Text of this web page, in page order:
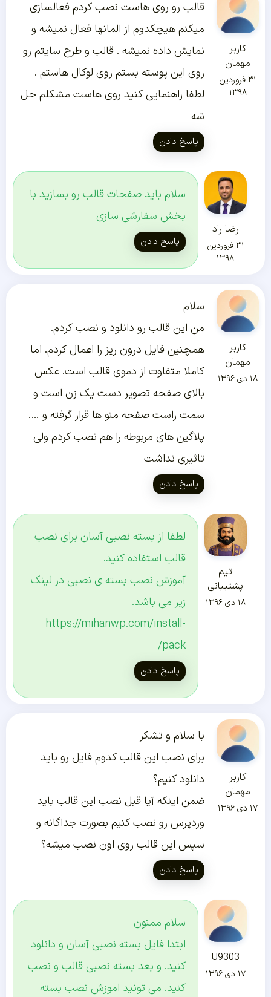
کاربر
مهمان
۳۱ فروردین
۱۳۹۸
قالب رو روی هاست نصب کردم فعالسازی
میکنم هیچکدوم از المانها فعال نمیشه و
نمایش داده نمیشه . قالب و طرح سایتم رو
روی این پوسته بستم روی لوکال هاستم .
لطفا راهنمایی کنید روی هاست مشکلم حل
شه
پاسخ دادن
رضا راد
۳۱ فروردین
۱۳۹۸
سلام باید صفحات قالب رو بسازید با
بخش سفارشی سازی
پاسخ دادن
کاربر
مهمان
۱۸ دی ۱۳۹۶
سلام
من این قالب رو دانلود و نصب کردم.
همچنین فایل درون ریز را اعمال کردم. اما
کاملا متفاوت از دموی قالب است. عکس
بالای صفحه تصویر دست یک زن است و
سمت راست صفحه منو ها قرار گرفته و ….
پلاگین های مربوطه را هم نصب کردم ولی
تاثیری نداشت
پاسخ دادن
تیم
پشتیبانی
۱۸ دی ۱۳۹۶
لطفا از بسته نصبی آسان برای نصب
قالب استفاده کنید.
آموزش نصب بسته ی نصبی در لینک
زیر می باشد.
https://mihanwp.com/install-
pack/
پاسخ دادن
کاربر
مهمان
۱۷ دی ۱۳۹۶
با سلام و تشکر
برای نصب این قالب کدوم فایل رو باید
دانلود کنیم؟
ضمن اینکه آیا قبل نصب این قالب باید
وردپرس رو نصب کنیم بصورت جداگانه و
سپس این قالب روی اون نصب میشه؟
پاسخ دادن
U9303
۱۷ دی ۱۳۹۶
سلام ممنون
ابتدا فایل بسته نصبی آسان و دانلود
کنید. و بعد بسته نصبی قالب و نصب
کنید. می تونید اموزش نصب بسته